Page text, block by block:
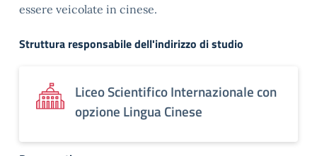
essere veicolate in cinese.
Struttura responsabile dell'indirizzo di studio
Liceo Scientifico Internazionale con
opzione Lingua Cinese